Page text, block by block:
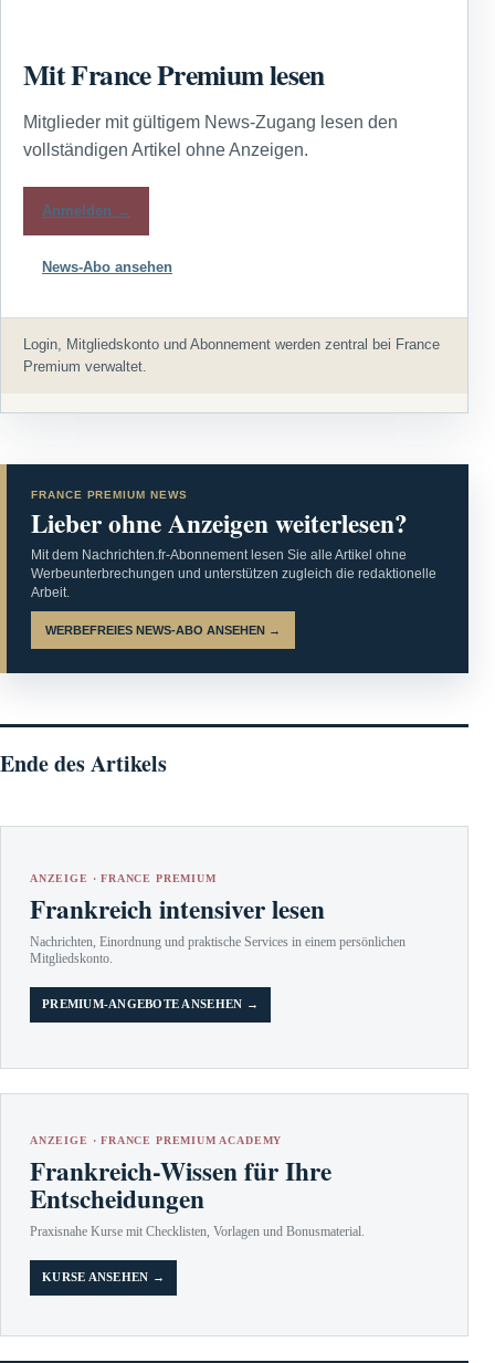
Mit France Premium lesen
Mitglieder mit gültigem News-Zugang lesen den
vollständigen Artikel ohne Anzeigen.
Anmelden →
News-Abo ansehen
Login, Mitgliedskonto und Abonnement werden zentral bei France
Premium verwaltet.
FRANCE PREMIUM NEWS
Lieber ohne Anzeigen weiterlesen?
Mit dem Nachrichten.fr-Abonnement lesen Sie alle Artikel ohne
Werbeunterbrechungen und unterstützen zugleich die redaktionelle
Arbeit.
WERBEFREIES NEWS-ABO ANSEHEN →
Ende des Artikels
ANZEIGE · FRANCE PREMIUM
Frankreich intensiver lesen
Nachrichten, Einordnung und praktische Services in einem persönlichen
Mitgliedskonto.
PREMIUM-ANGEBOTE ANSEHEN →
ANZEIGE · FRANCE PREMIUM ACADEMY
Frankreich-Wissen für Ihre
Entscheidungen
Praxisnahe Kurse mit Checklisten, Vorlagen und Bonusmaterial.
KURSE ANSEHEN →